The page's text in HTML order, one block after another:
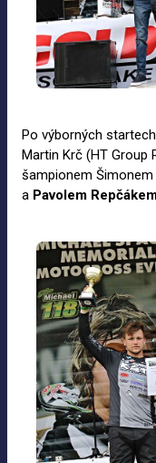
Po výborných
Martin Krč (HT Group
šampionem Šimonem
a Pavolem